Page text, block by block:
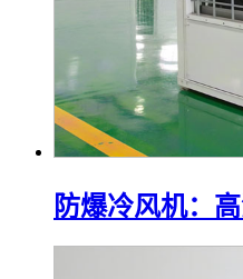
防爆冷风机：